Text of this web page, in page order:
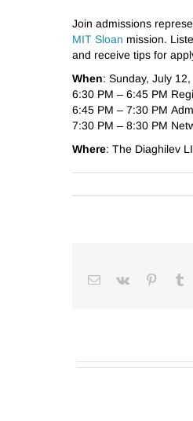
Join admissions
MIT Sloan mission.
and receive tips for
When: Sunday, July
6:30 PM – 6:45 PM
6:45 PM – 7:30 PM
7:30 PM – 8:30 PM
Where: The Diaghilev
Tumblr
Pinterest
Vk
Email